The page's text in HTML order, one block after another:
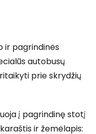
ir pagrindinės
autobusų
prie skrydžių
į pagrindinę stotį
ir žemėlapis: